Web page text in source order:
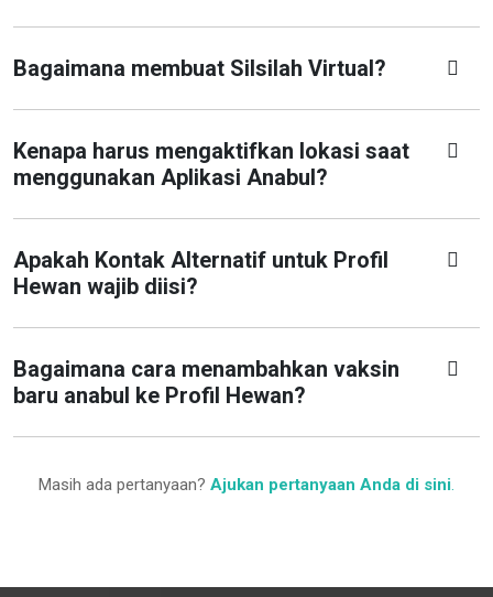
Bagaimana membuat Silsilah Virtual?
Kenapa harus mengaktifkan lokasi saat
menggunakan Aplikasi Anabul?
Apakah Kontak Alternatif untuk Profil
Hewan wajib diisi?
Bagaimana cara menambahkan vaksin
baru anabul ke Profil Hewan?
Masih ada pertanyaan? Ajukan pertanyaan Anda di sini.